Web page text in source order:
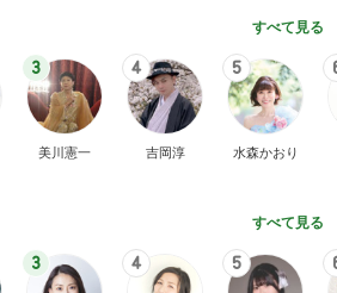
すべて見る
3
美川憲一
4
吉岡淳
5
水森かおり
すべて見る
3 4 5